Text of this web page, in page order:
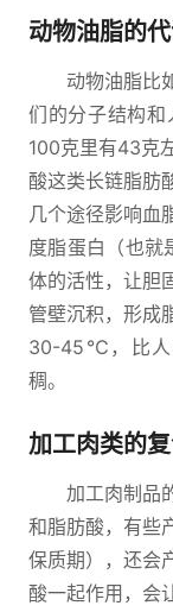
动物油脂的
动物油脂比
们的分子结构
100克里有43克
酸这类长链脂肪
几个途径影响血
度脂蛋白（也就
体的活性，让胆
管壁沉积，形成
30-45℃，比人
稠。
加工肉类的
加工肉制品
和脂肪酸，有些
保质期），还会
酸一起作用，会